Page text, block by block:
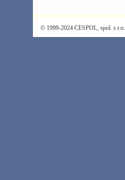
© 1999-2024 CESPOL, spol. s r.o.